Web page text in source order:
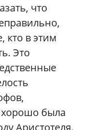
что
кто в этим
Это
хорошо была
Аристотеля.